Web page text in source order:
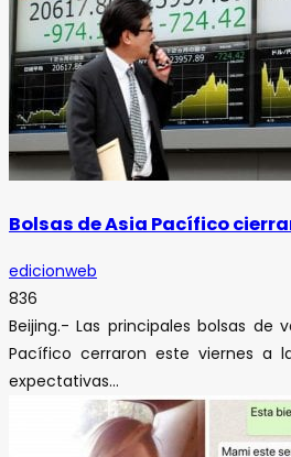
Bolsas de Asia Pacífico
edicionweb
836
Beijing.- Las principales bolsas de
Pacífico cerraron este viernes a
expectativas...